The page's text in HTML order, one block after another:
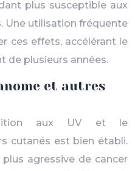
plus susceptible aux
Une utilisation fréquente
ces effets, accélérant le
de plusieurs années.
et autres
aux UV et le
cutanés est bien établi.
agressive de cancer